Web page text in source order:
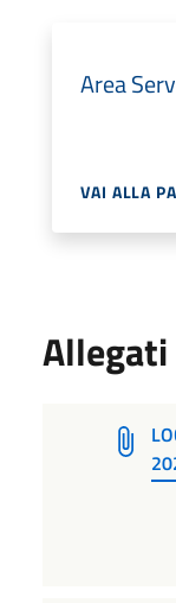
Area
VAI ALLA
Allegati